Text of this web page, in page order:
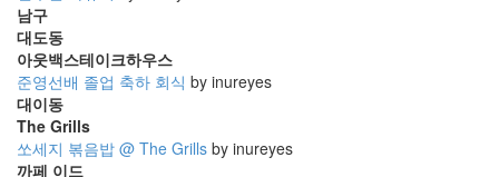
남구
대도동
아웃백스테이크하우스
준영선배 졸업 축하 회식 by inureyes
대이동
The Grills
쏘세지 볶음밥 @ The Grills by inureyes
까페 이드
다.
Notices